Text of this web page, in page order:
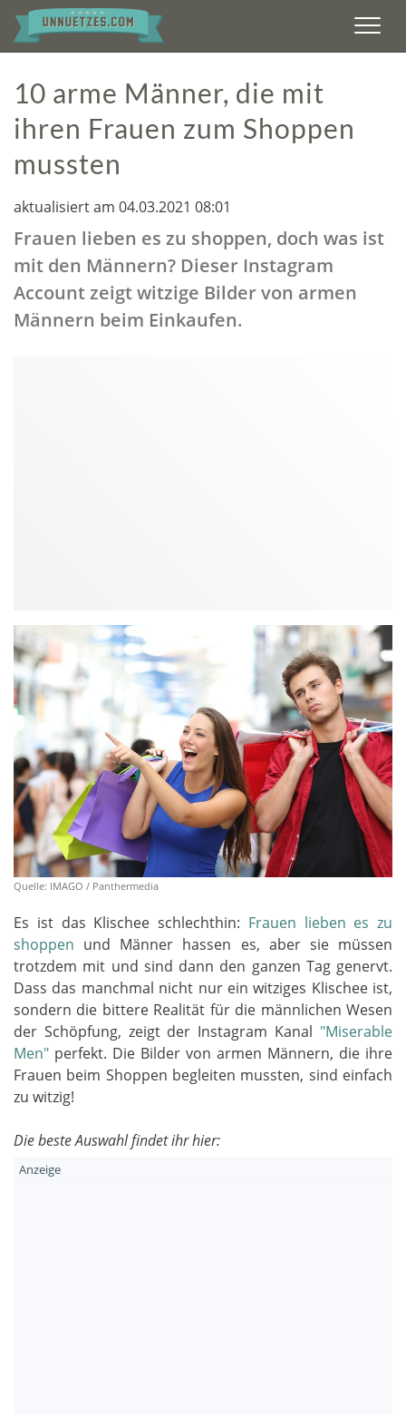
10 arme Männer, die mit
ihren Frauen zum Shoppen
mussten
aktualisiert am 04.03.2021 08:01
Frauen lieben es zu shoppen, doch was ist
mit den Männern? Dieser Instagram
Account zeigt witzige Bilder von armen
Männern beim Einkaufen.
Quelle: IMAGO / Panthermedia
Es ist das Klischee schlechthin: Frauen lieben es zu
shoppen und Männer hassen es, aber sie müssen
trotzdem mit und sind dann den ganzen Tag genervt.
Dass das manchmal nicht nur ein witziges Klischee ist,
sondern die bittere Realität für die männlichen Wesen
der Schöpfung, zeigt der Instagram Kanal "Miserable
Men" perfekt. Die Bilder von armen Männern, die ihre
Frauen beim Shoppen begleiten mussten, sind einfach
zu witzig!
Die beste Auswahl findet ihr hier: